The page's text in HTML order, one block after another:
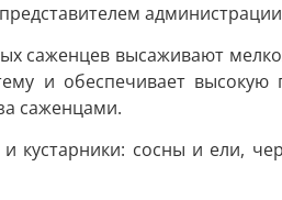
саженцев высаживают
и обеспечивает
саженцами.
сосны и ели,